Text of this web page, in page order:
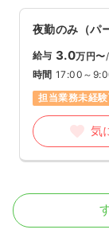
夜勤のみ（パ
給与 3.0万円〜
時間 17:00～
担当業務未経
気
外来